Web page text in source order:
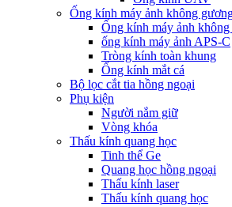
Ống kính máy ảnh không
Ống kính máy ảnh
ống kính máy ảnh APS-C
Tròng kính toàn khung
Ống kính mắt cá
Bộ lọc cắt tia hồng ngoại
Phụ kiện
Người nắm giữ
Vòng khóa
Thấu kính quang học
Tinh thể Ge
Quang học hồng ngoại
Thấu kính laser
Thấu kính quang học